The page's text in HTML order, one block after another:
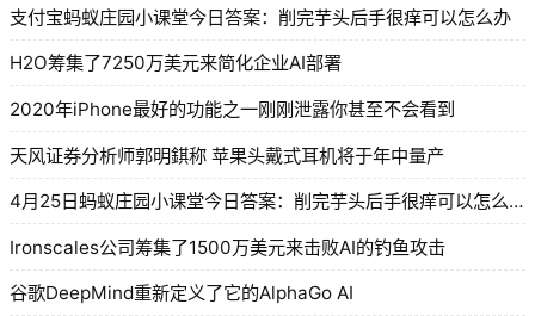
支付宝蚂蚁庄园小课堂今日答案：削完芋头后手很痒可以怎么办
H2O筹集了7250万美元来简化企业AI部署
2020年iPhone最好的功能之一刚刚泄露你甚至不会看到
天风证券分析师郭明錤称 苹果头戴式耳机将于年中量产
4月25日蚂蚁庄园小课堂今日答案：削完芋头后手很痒可以怎么办
Ironscales公司筹集了1500万美元来击败AI的钓鱼攻击
谷歌DeepMind重新定义了它的AlphaGo AI